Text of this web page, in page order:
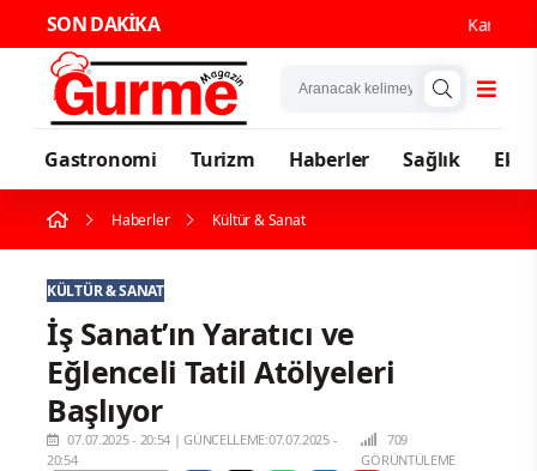
SON DAKİKA
Gastronomi Turizm Haberler Sağlık
Haberler Kültür & Sanat
KÜLTÜR & SANAT
İş Sanat’ın Yaratıcı ve
Eğlenceli Tatil Atölyeleri
Başlıyor
07.07.2025 - 20:54 |GÜNCELLEME:07.07.2025 -
20:54
709
GÖRÜNTÜLEME